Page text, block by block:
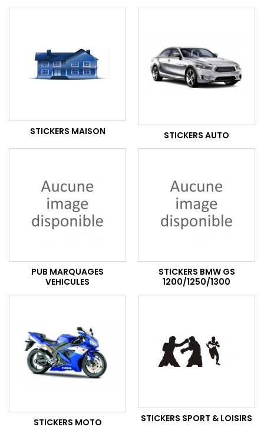
STICKERS MAISON STICKERS AUTO
PUB MARQUAGES
VEHICULES
STICKERS BMW GS
1200/1250/1300
STICKERS MOTO STICKERS SPORT & LOISIRS